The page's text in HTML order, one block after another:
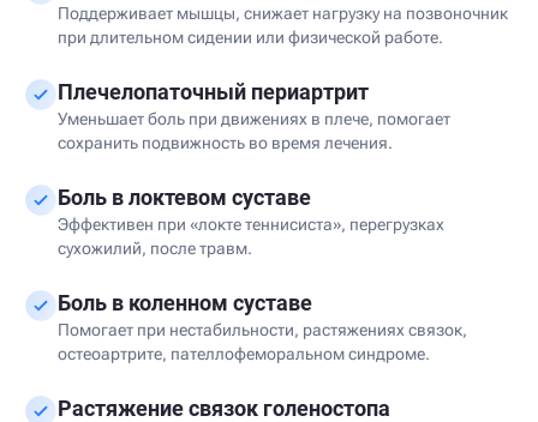
Поддерживает мышцы, снижает нагрузку на позвоночник
при длительном сидении или физической работе.
Плечелопаточный периартрит
Уменьшает боль при движениях в плече, помогает
сохранить подвижность во время лечения.
Боль в локтевом суставе
Эффективен при «локте теннисиста», перегрузках
сухожилий, после травм.
Боль в коленном суставе
Помогает при нестабильности, растяжениях связок,
остеоартрите, пателлофеморальном синдроме.
Растяжение связок голеностопа